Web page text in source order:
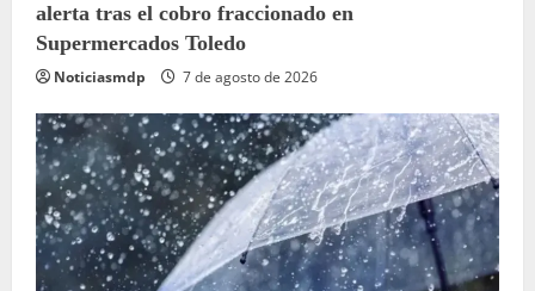
alerta tras el cobro fraccionado en
Supermercados Toledo
Noticiasmdp 7 de agosto de 2026